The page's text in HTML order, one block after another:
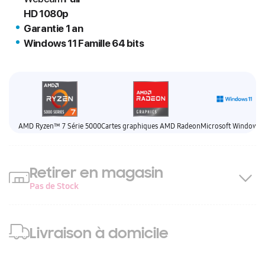
HD1080p
Garantie 1 an
Windows 11 Famille 64 bits
AMD Ryzen™ 7 Série 5000Cartes graphiques AMD Radeon Microsoft Windows
Retirer en magasin
Pas de Stock
Livraison à domicile